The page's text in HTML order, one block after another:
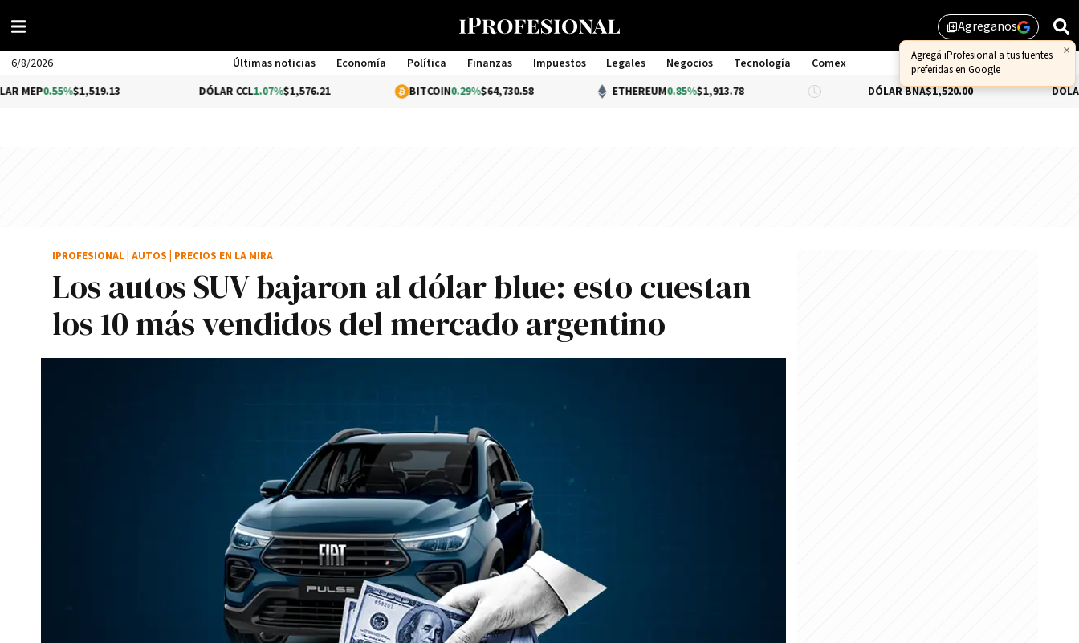
library_addAgreganos
6/8/2026 Últimas noticias Economía Política Finanzas Impuestos Legales Negocios Tecnología
Comex
Management
$1,519.13
1.07%$1,576.21 0.29%$64,730.58 0.85%$1,913.78 DÓLAR BNA $1,520.00 DÓLAR BLUE-0.66%
Los autos SUV bajaron al dólar blue: esto cuestan
los 10 más vendidos del mercado argentino
IPROFESIONAL AUTOS PRECIOS EN LA MIRA